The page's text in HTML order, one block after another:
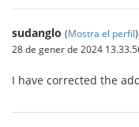
sudanglo (Mostra el perfil)
28 de gener de 2024
I have corrected the